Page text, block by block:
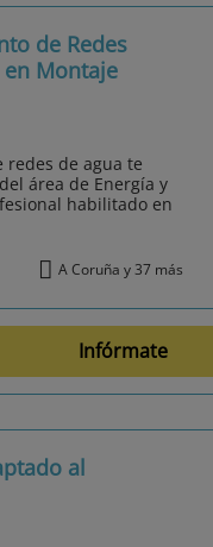
de Redes
Montaje
redes de agua te
área de Energía y
habilitado en
A Coruña y 37 más
Infórmate
al